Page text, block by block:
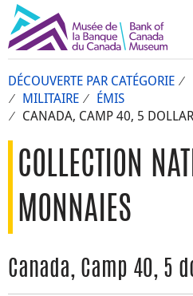
DÉCOUVERTE PAR CATÉGORIE
MILITAIRE
ÉMIS
CANADA, CAMP 40, 5
COLLECTION
MONNAIES
Canada, Camp 40, 5